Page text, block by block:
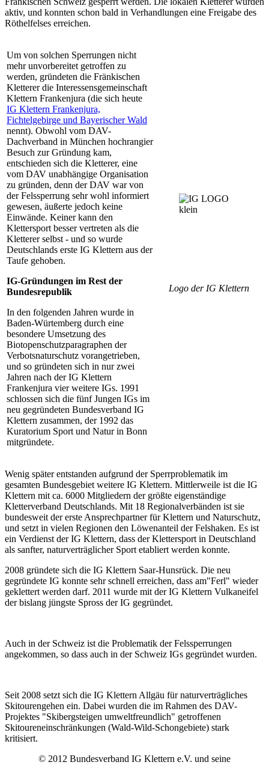
aktiv, und konnten schon bald in Verhandlungen eine Freigabe des
Röthelfelses erreichen.
Um von solchen Sperrungen nicht
mehr unvorbereitet getroffen zu
werden, gründeten die Fränkischen
Kletterer die Interessensgemeinschaft
Klettern Frankenjura (die sich heute
IG Klettern Frankenjura,
Fichtelgebirge und Bayerischer Wald
nennt). Obwohl vom DAV-
Dachverband in München hochrangier
Besuch zur Gründung kam,
entschieden sich die Kletterer, eine
vom DAV unabhängige Organisation
zu gründen, denn der DAV war von
der Felssperrung sehr wohl informiert
gewesen, äußerte jedoch keine
Einwände. Keiner kann den
Klettersport besser vertreten als die
Kletterer selbst - und so wurde
Deutschlands erste IG Klettern aus der
Taufe gehoben.
IG-Gründungen im Rest der
Bundesrepublik
In den folgenden Jahren wurde in
Baden-Würtemberg durch eine
besondere Umsetzung des
Biotopenschutzparagraphen der
Verbotsnaturschutz vorangetrieben,
und so gründeten sich in nur zwei
Jahren nach der IG Klettern
Frankenjura vier weitere IGs. 1991
schlossen sich die fünf Jungen IGs im
neu gegründeten Bundesverband IG
Klettern zusammen, der 1992 das
Kuratorium Sport und Natur in Bonn
mitgründete.
Logo der IG Klettern
Wenig später entstanden aufgrund der Sperrproblematik im
gesamten Bundesgebiet weitere IG Klettern. Mittlerweile ist die IG
Klettern mit ca. 6000 Mitgliedern der größte eigenständige
Kletterverband Deutschlands. Mit 18 Regionalverbänden ist sie
bundesweit der erste Ansprechpartner für Klettern und Naturschutz,
und setzt in vielen Regionen den Löwenanteil der Felshaken. Es ist
ein Verdienst der IG Klettern, dass der Klettersport in Deutschland
als sanfter, naturverträglicher Sport etabliert werden konnte.
2008 gründete sich die IG Klettern Saar-Hunsrück. Die neu
gegründete IG konnte sehr schnell erreichen, dass am"Ferl" wieder
geklettert werden darf. 2011 wurde mit der IG Klettern Vulkaneifel
der bislang jüngste Spross der IG gegründet.
Auch in der Schweiz ist die Problematik der Felssperrungen
angekommen, so dass auch in der Schweiz IGs gegründet wurden.
Seit 2008 setzt sich die IG Klettern Allgäu für naturverträgliches
Skitourengehen ein. Dabei wurden die im Rahmen des DAV-
Projektes "Skibergsteigen umweltfreundlich" getroffenen
Skitoureneinschränkungen (Wald-Wild-Schongebiete) stark
kritisiert.
© 2012 Bundesverband IG Klettern e.V. und seine